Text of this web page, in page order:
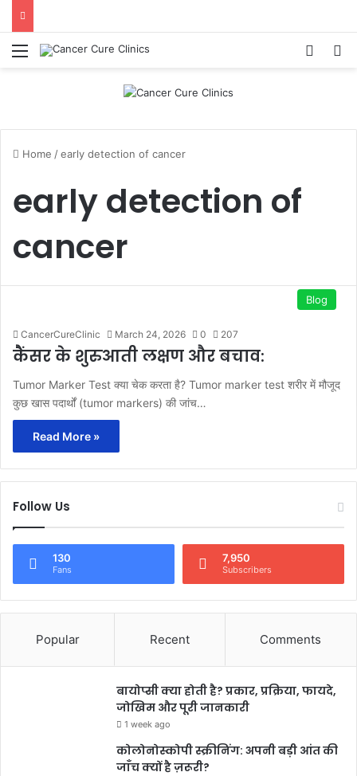
Menu Log In
Home /early detection of cancer
early detection of
cancer
Blog
CancerCureClinic March 24, 2026 0 207
कैंसर के शुरुआती लक्षण और बचाव:
Tumor Marker Test क्या चेक करता है? Tumor marker test शरीर में मौजूद
कुछ खास पदार्थों (tumor markers) की जांच…
Read More »
Follow Us
130
Fans
7,950
Subscribers
Popular Recent Comments
बायोप्सी क्या होती है? प्रकार, प्रक्रिया, फायदे,
जोखिम और पूरी जानकारी
1 week ago
कोलोनोस्कोपी स्क्रीनिंग: अपनी बड़ी आंत की
जाँच क्यों है ज़रूरी?